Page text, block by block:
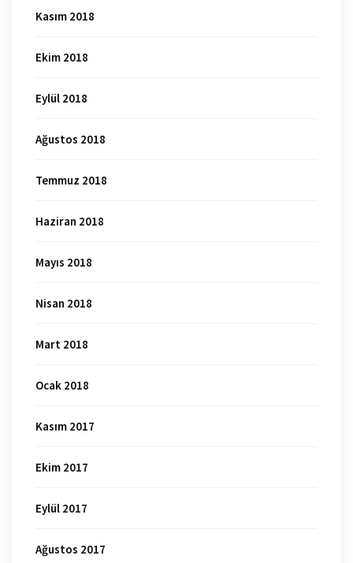
Kasım 2018
Ekim 2018
Eylül 2018
Ağustos 2018
Temmuz 2018
Haziran 2018
Mayıs 2018
Nisan 2018
Mart 2018
Ocak 2018
Kasım 2017
Ekim 2017
Eylül 2017
Ağustos 2017